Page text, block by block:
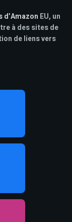
EU, un
à des sites de
de liens vers